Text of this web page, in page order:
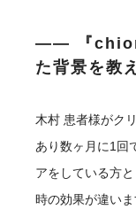
―― 『
た背景を教
木村 患者様がク
あり数ヶ月に1回
アをしている方
時の効果が違い